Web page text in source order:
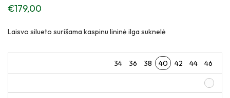
€179,00
Laisvo silueto surišama kaspinu lininė ilga suknelė
34 36 38 40 42 44 46